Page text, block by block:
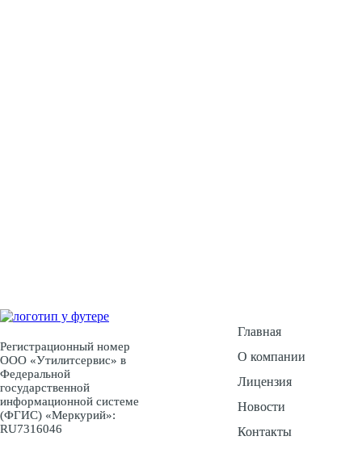
Регистрационный номер
ООО «Утилитсервис» в
Федеральной
государственной
информационной системе
(ФГИС) «Меркурий»:
RU7316046
Главная
О компании
Лицензия
Новости
Контакты